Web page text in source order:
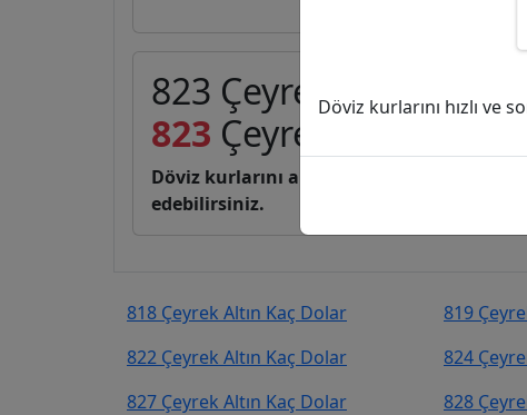
823 Çeyrek Altın (C)
823 Çeyrek Altın
Döviz kurlarını anlık, canlı, basit bir
edebilirsiniz.
818 Çeyrek Altın Kaç Dolar 819
822 Çeyrek Altın Kaç Dolar
824
827 Çeyrek Altın Kaç Dolar
828
Döviz kurlarını hızlı